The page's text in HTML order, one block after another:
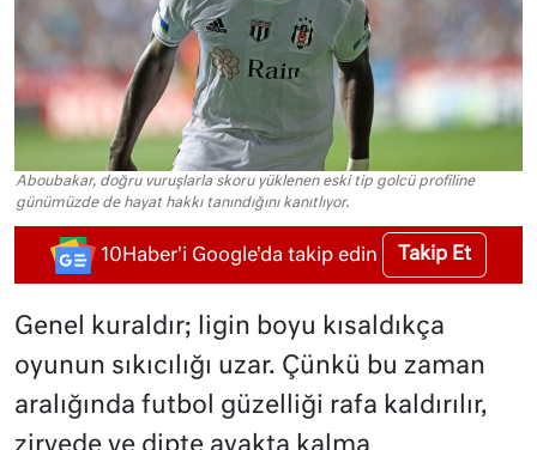
Aboubakar, doğru vuruşlarla skoru yüklenen eski tip golcü profiline
günümüzde de hayat hakkı tanındığını kanıtlıyor.
10Haber'i Google'da takip edin Takip Et
Genel kuraldır; ligin boyu kısaldıkça
oyunun sıkıcılığı uzar. Çünkü bu zaman
aralığında futbol güzelliği rafa kaldırılır,